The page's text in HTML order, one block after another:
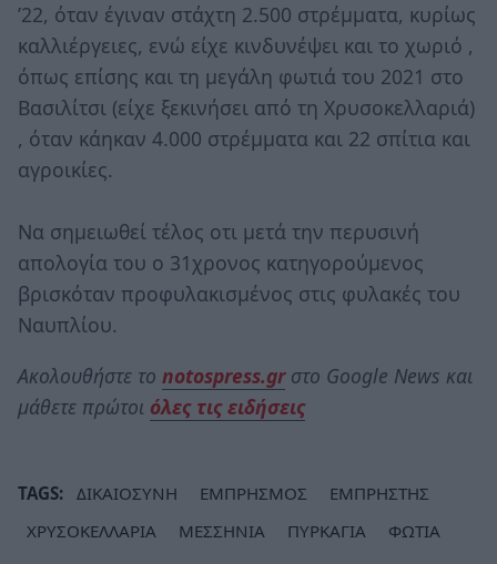
’22, όταν έγιναν στάχτη 2.500 στρέμματα, κυρίως
καλλιέργειες, ενώ είχε κινδυνέψει και το χωριό ,
όπως επίσης και τη μεγάλη φωτιά του 2021 στο
Βασιλίτσι (είχε ξεκινήσει από τη Χρυσοκελλαριά)
, όταν κάηκαν 4.000 στρέμματα και 22 σπίτια και
αγροικίες.
Να σημειωθεί τέλος οτι μετά την περυσινή
απολογία του ο 31χρονος κατηγορούμενος
βρισκόταν προφυλακισμένος στις φυλακές του
Ναυπλίου.
Ακολουθήστε το notospress.grστο Google News και
μάθετε πρώτοι όλες τις ειδήσεις
TAGS: ΔΙΚΑΙΟΣΥΝΗ ΕΜΠΡΗΣΜΟΣ
ΕΜΠΡΗΣΤΗΣ
ΧΡΥΣΟΚΕΛΛΑΡΙΑ
ΜΕΣΣΗΝΙΑ ΠΥΡΚΑΓΙΑ ΦΩΤΙΑ